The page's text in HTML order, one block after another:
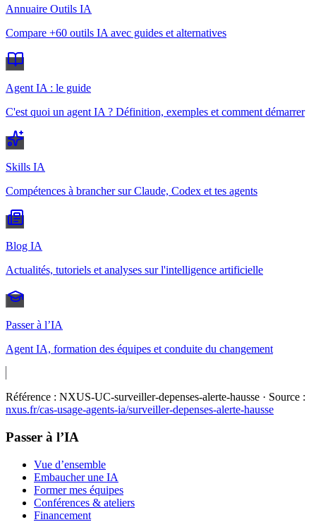
Annuaire Outils IA
Compare +60 outils IA avec guides et alternatives
Agent IA : le guide
C'est quoi un agent IA ? Définition, exemples et comment démarrer
Skills IA
Compétences à brancher sur Claude, Codex et tes agents
Blog IA
Actualités, tutoriels et analyses sur l'intelligence artificielle
Passer à l’IA
Agent IA, formation des équipes et conduite du changement
Référence : NXUS-UC-surveiller-depenses-alerte-hausse · Source :
nxus.fr/cas-usage-agents-ia/surveiller-depenses-alerte-hausse
Passer à l’IA
Vue d’ensemble
Embaucher une IA
Former mes équipes
Conférences & ateliers
Financement